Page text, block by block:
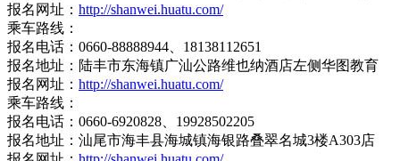
报名网址： http://shanwei.huatu.com/
乘车路线：
报名电话：0660-88888944、18138112651
报名地址：陆丰市东海镇广汕公路维也纳酒店左侧华图教育
报名网址： http://shanwei.huatu.com/
乘车路线：
报名电话：0660-6920828、19928502205
报名地址：汕尾市海丰县海城镇海银路叠翠名城3楼A303店